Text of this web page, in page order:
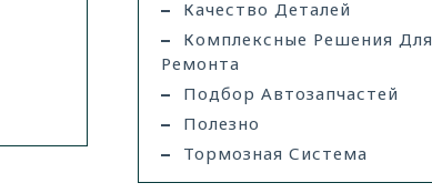
Качество Деталей
Комплексные Решения Для
Ремонта
Подбор Автозапчастей
Полезно
Тормозная Система